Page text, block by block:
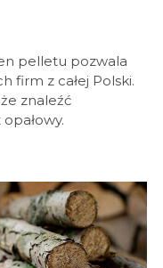
pelletu pozwala
firm z całej Polski.
znaleźć